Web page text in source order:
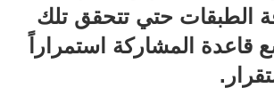
الطبقات حتي تتحقق تلك
قاعدة المشاركة استمراراً